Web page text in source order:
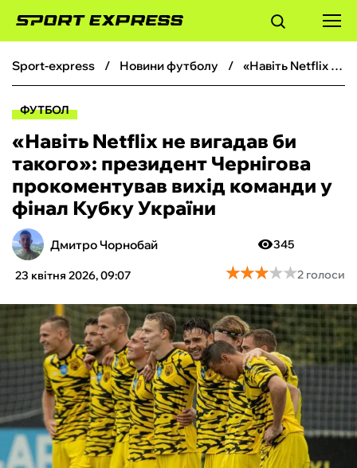
ФУТБОЛ
БОКС
ХОКЕЙ
ТЕНІС
КІБЕРСПОРТ
ЧС-2026
ФУТЗАЛ
ІНШІ
sport-express новини футболу «Навіть Netflix не вигадав би такого»: президент Чернігова прокоментував вихід команди у фінал Кубку України
ФУТБОЛ
«Навіть Netflix не вигадав би
такого»: президент Чернігова
прокоментував вихід команди у
фінал Кубку України
Дмитро Чорнобай
23 квітня 2026, 09:07
345
★★★★★
★★★★★2 голоси